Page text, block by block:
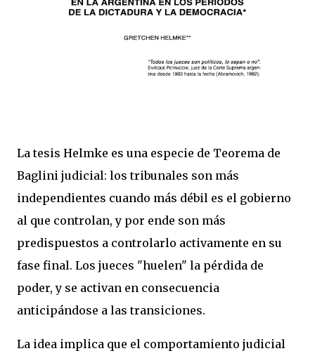
La tesis Helmke es una especie de Teorema de
Baglini judicial: los tribunales son más
independientes cuando más débil es el gobierno
al que controlan, y por ende son más
predispuestos a controlarlo activamente en su
fase final. Los jueces "huelen" la pérdida de
poder, y se activan en consecuencia
anticipándose a las transiciones.
La idea implica que el comportamiento judicial